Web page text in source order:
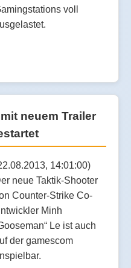
voll
neuem Trailer
14:01:00)
neue Taktik-Shooter
Counter-Strike Co-
Minh
Le ist auch
der gamescom